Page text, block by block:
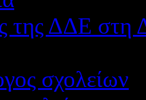
της ΔΔΕ στη
σχολείων